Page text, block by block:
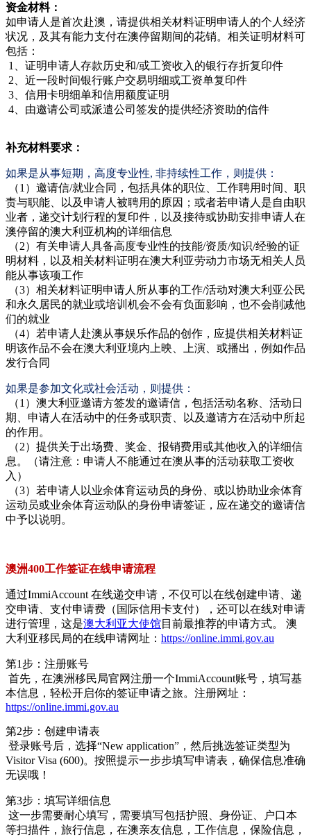
资金材料：
如申请人是首次赴澳，请提供相关材料证明申请人的个人经济
状况，及其有能力支付在澳停留期间的花销。相关证明材料可
包括：
1、证明申请人存款历史和/或工资收入的银行存折复印件
2、近一段时间银行账户交易明细或工资单复印件
3、信用卡明细单和信用额度证明
4、由邀请公司或派遣公司签发的提供经济资助的信件
补充材料要求：
如果是从事短期，高度专业性, 非持续性工作，则提供：
（1）邀请信/就业合同，包括具体的职位、工作聘用时间、职
责与职能、以及申请人被聘用的原因；或者若申请人是自由职
业者，递交计划行程的复印件，以及接待或协助安排申请人在
澳停留的澳大利亚机构的详细信息
（2）有关申请人具备高度专业性的技能/资质/知识/经验的证
明材料，以及相关材料证明在澳大利亚劳动力市场无相关人员
能从事该项工作
（3）相关材料证明申请人所从事的工作/活动对澳大利亚公民
和永久居民的就业或培训机会不会有负面影响，也不会削减他
们的就业
（4）若申请人赴澳从事娱乐作品的创作，应提供相关材料证
明该作品不会在澳大利亚境内上映、上演、或播出，例如作品
发行合同
如果是参加文化或社会活动，则提供：
（1）澳大利亚邀请方签发的邀请信，包括活动名称、活动日
期、申请人在活动中的任务或职责、以及邀请方在活动中所起
的作用。
（2）提供关于出场费、奖金、报销费用或其他收入的详细信
息。（请注意：申请人不能通过在澳从事的活动获取工资收
入）
（3）若申请人以业余体育运动员的身份、或以协助业余体育
运动员或业余体育运动队的身份申请签证，应在递交的邀请信
中予以说明。
澳洲400工作签证在线申请流程
通过ImmiAccount 在线递交申请，不仅可以在线创建申请、递
交申请、支付申请费（国际信用卡支付），还可以在线对申请
进行管理，这是澳大利亚大使馆目前最推荐的申请方式。 澳
大利亚移民局的在线申请网址： https://online.immi.gov.au
第1步：注册账号
首先，在澳洲移民局官网注册一个ImmiAccount账号，填写基
本信息，轻松开启你的签证申请之旅。注册网址：
https://online.immi.gov.au
第2步：创建申请表
登录账号后，选择“New application”，然后挑选签证类型为
Visitor Visa (600)。按照提示一步步填写申请表，确保信息准确
无误哦！
第3步：填写详细信息
这一步需要耐心填写，需要填写包括护照、身份证、户口本
等扫描件，旅行信息，在澳亲友信息，工作信息，保险信息，